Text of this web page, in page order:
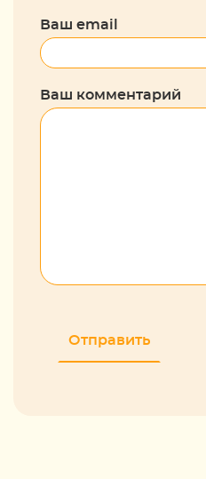
Ваш email
Ваш комментарий